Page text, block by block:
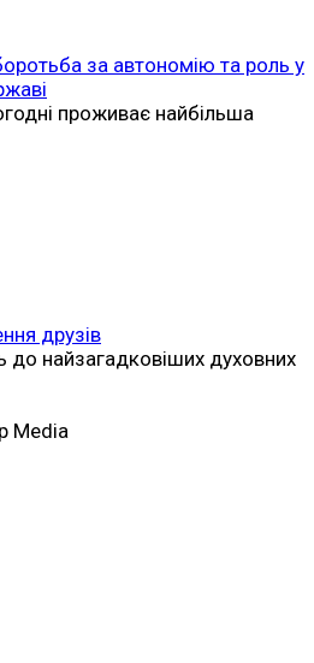
за автономію та роль у
проживає найбільша
друзів
до найзагадковіших духовних
Media